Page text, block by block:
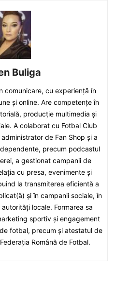
Buliga
comunicare, cu experiență în
și online. Are competențe în
producție multimedia și
A colaborat cu Fotbal Club
de Fan Shop și a
precum podcastul
a gestionat campanii de
cu presa, evenimente și
la transmiterea eficientă a
și în campanii sociale, în
locale. Formarea sa
sportiv și engagement
fotbal, precum și atestatul de
Română de Fotbal.